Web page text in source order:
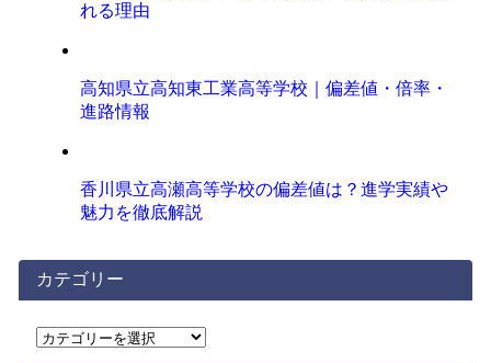
れる理由
高知県立高知東工業高等学校｜偏差値・倍率・
進路情報
香川県立高瀬高等学校の偏差値は？進学実績や
魅力を徹底解説
カテゴリー
カ